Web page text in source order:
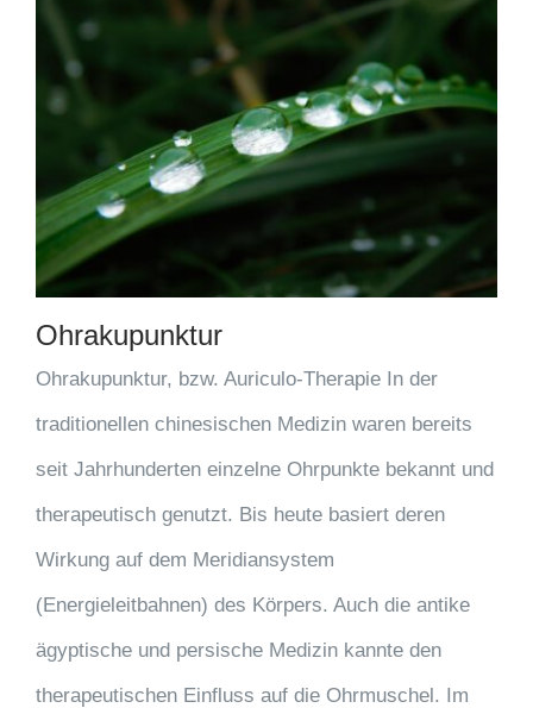
Ohrakupunktur
Ohrakupunktur, bzw. Auriculo-Therapie In der
traditionellen chinesischen Medizin waren bereits
seit Jahrhunderten einzelne Ohrpunkte bekannt und
therapeutisch genutzt. Bis heute basiert deren
Wirkung auf dem Meridiansystem
(Energieleitbahnen) des Körpers. Auch die antike
ägyptische und persische Medizin kannte den
therapeutischen Einfluss auf die Ohrmuschel. Im